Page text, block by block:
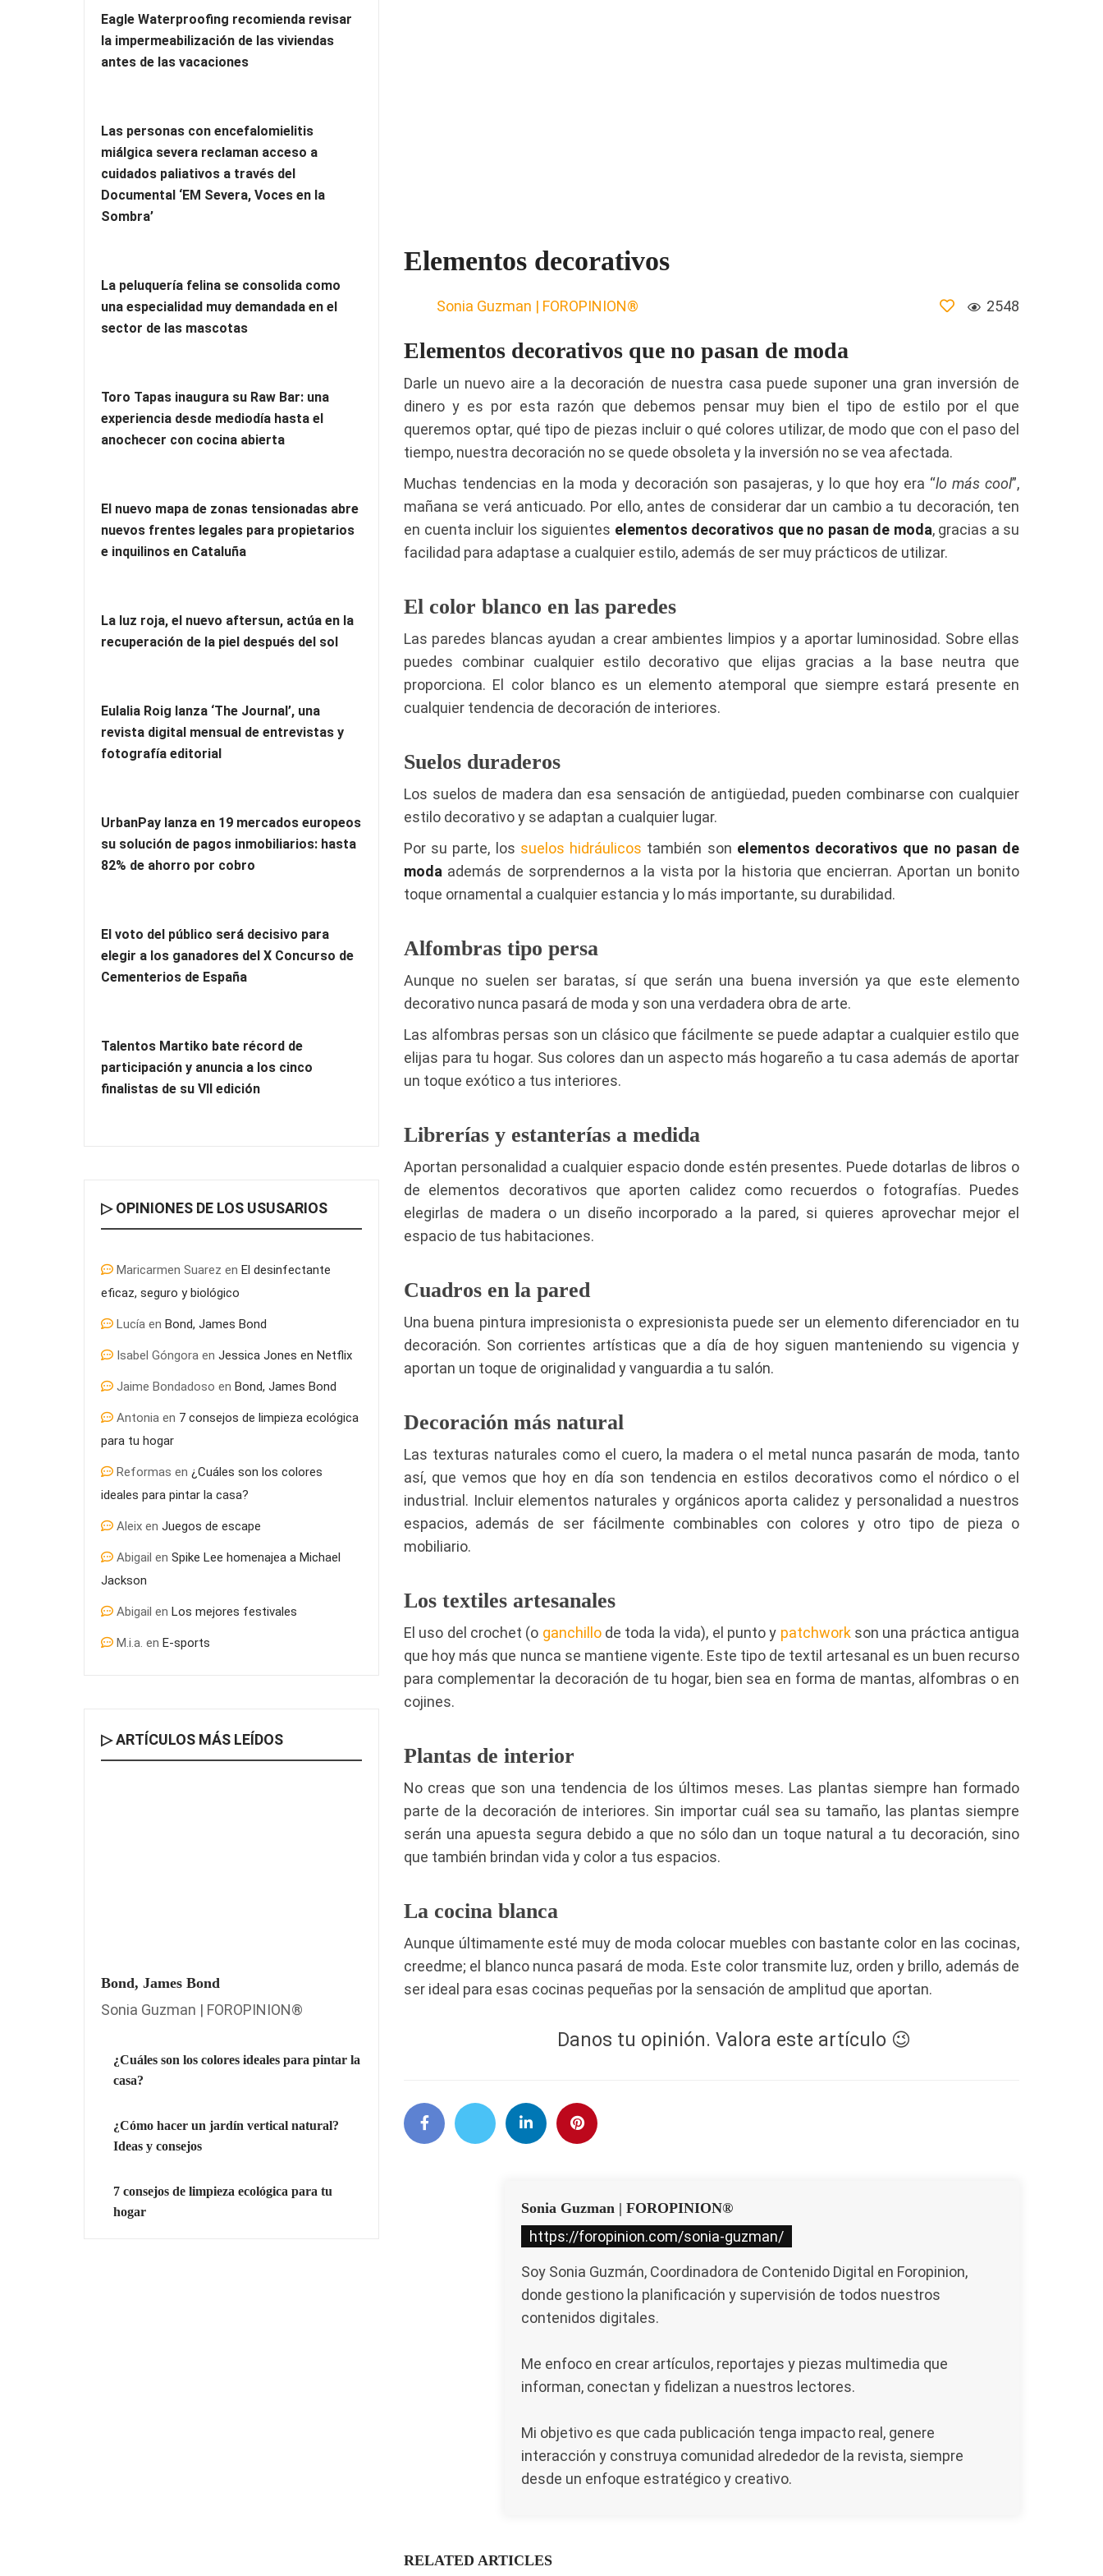
Elementos decorativos
Sonia Guzman | FOROPINION® 2548
Elementos decorativos que no pasan de moda
Darle un nuevo aire a la decoración de nuestra casa puede suponer una gran inversión de
dinero y es por esta razón que debemos pensar muy bien el tipo de estilo por el que
queremos optar, qué tipo de piezas incluir o qué colores utilizar, de modo que con el paso del
tiempo, nuestra decoración no se quede obsoleta y la inversión no se vea afectada.
Muchas tendencias en la moda y decoración son pasajeras, y lo que hoy era “lo más cool”,
mañana se verá anticuado. Por ello, antes de considerar dar un cambio a tu decoración, ten
en cuenta incluir los siguientes elementos decorativos que no pasan de moda, gracias a su
facilidad para adaptase a cualquier estilo, además de ser muy prácticos de utilizar.
El color blanco en las paredes
Las paredes blancas ayudan a crear ambientes limpios y a aportar luminosidad. Sobre ellas
puedes combinar cualquier estilo decorativo que elijas gracias a la base neutra que
proporciona. El color blanco es un elemento atemporal que siempre estará presente en
cualquier tendencia de decoración de interiores.
Suelos duraderos
Los suelos de madera dan esa sensación de antigüedad, pueden combinarse con cualquier
estilo decorativo y se adaptan a cualquier lugar.
Por su parte, los suelos hidráulicos también son elementos decorativos que no pasan de
moda además de sorprendernos a la vista por la historia que encierran. Aportan un bonito
toque ornamental a cualquier estancia y lo más importante, su durabilidad.
Alfombras tipo persa
Aunque no suelen ser baratas, sí que serán una buena inversión ya que este elemento
decorativo nunca pasará de moda y son una verdadera obra de arte.
Las alfombras persas son un clásico que fácilmente se puede adaptar a cualquier estilo que
elijas para tu hogar. Sus colores dan un aspecto más hogareño a tu casa además de aportar
un toque exótico a tus interiores.
Librerías y estanterías a medida
Aportan personalidad a cualquier espacio donde estén presentes. Puede dotarlas de libros o
de elementos decorativos que aporten calidez como recuerdos o fotografías. Puedes
elegirlas de madera o un diseño incorporado a la pared, si quieres aprovechar mejor el
espacio de tus habitaciones.
Cuadros en la pared
Una buena pintura impresionista o expresionista puede ser un elemento diferenciador en tu
decoración. Son corrientes artísticas que a día de hoy siguen manteniendo su vigencia y
aportan un toque de originalidad y vanguardia a tu salón.
Decoración más natural
Las texturas naturales como el cuero, la madera o el metal nunca pasarán de moda, tanto
así, que vemos que hoy en día son tendencia en estilos decorativos como el nórdico o el
industrial. Incluir elementos naturales y orgánicos aporta calidez y personalidad a nuestros
espacios, además de ser fácilmente combinables con colores y otro tipo de pieza o
mobiliario.
Los textiles artesanales
El uso del crochet (o ganchillode toda la vida), el punto y patchworkson una práctica antigua
que hoy más que nunca se mantiene vigente. Este tipo de textil artesanal es un buen recurso
para complementar la decoración de tu hogar, bien sea en forma de mantas, alfombras o en
cojines.
Plantas de interior
No creas que son una tendencia de los últimos meses. Las plantas siempre han formado
parte de la decoración de interiores. Sin importar cuál sea su tamaño, las plantas siempre
serán una apuesta segura debido a que no sólo dan un toque natural a tu decoración, sino
que también brindan vida y color a tus espacios.
La cocina blanca
Aunque últimamente esté muy de moda colocar muebles con bastante color en las cocinas,
creedme; el blanco nunca pasará de moda. Este color transmite luz, orden y brillo, además de
ser ideal para esas cocinas pequeñas por la sensación de amplitud que aportan.
Danos tu opinión. Valora este artículo 😉
Sonia Guzman | FOROPINION®
https://foropinion.com/sonia-guzman/
Soy Sonia Guzmán, Coordinadora de Contenido Digital en Foropinion,
donde gestiono la planificación y supervisión de todos nuestros
contenidos digitales.
Me enfoco en crear artículos, reportajes y piezas multimedia que
informan, conectan y fidelizan a nuestros lectores.
Mi objetivo es que cada publicación tenga impacto real, genere
interacción y construya comunidad alrededor de la revista, siempre
desde un enfoque estratégico y creativo.
RELATED ARTICLES
Eagle Waterproofing recomienda revisar
la impermeabilización de las viviendas
antes de las vacaciones
Las personas con encefalomielitis
miálgica severa reclaman acceso a
cuidados paliativos a través del
Documental ‘EM Severa, Voces en la
Sombra’
La peluquería felina se consolida como
una especialidad muy demandada en el
sector de las mascotas
Toro Tapas inaugura su Raw Bar: una
experiencia desde mediodía hasta el
anochecer con cocina abierta
El nuevo mapa de zonas tensionadas abre
nuevos frentes legales para propietarios
e inquilinos en Cataluña
La luz roja, el nuevo aftersun, actúa en la
recuperación de la piel después del sol
Eulalia Roig lanza ‘The Journal’, una
revista digital mensual de entrevistas y
fotografía editorial
UrbanPay lanza en 19 mercados europeos
su solución de pagos inmobiliarios: hasta
82% de ahorro por cobro
El voto del público será decisivo para
elegir a los ganadores del X Concurso de
Cementerios de España
Talentos Martiko bate récord de
participación y anuncia a los cinco
finalistas de su VII edición
▷ OPINIONES DE LOS USUSARIOS
Maricarmen Suarez en El desinfectante
eficaz, seguro y biológico
Lucía en Bond, James Bond
Isabel Góngora en Jessica Jones en Netflix
Jaime Bondadoso en Bond, James Bond
Antonia en 7 consejos de limpieza ecológica
para tu hogar
Reformas en ¿Cuáles son los colores
ideales para pintar la casa?
Aleix en Juegos de escape
Abigail en Spike Lee homenajea a Michael
Jackson
Abigail en Los mejores festivales
M.i.a. en E-sports
▷ ARTÍCULOS MÁS LEÍDOS
Bond, James Bond
Sonia Guzman | FOROPINION®
¿Cuáles son los colores ideales para pintar la
casa?
¿Cómo hacer un jardín vertical natural?
Ideas y consejos
7 consejos de limpieza ecológica para tu
hogar